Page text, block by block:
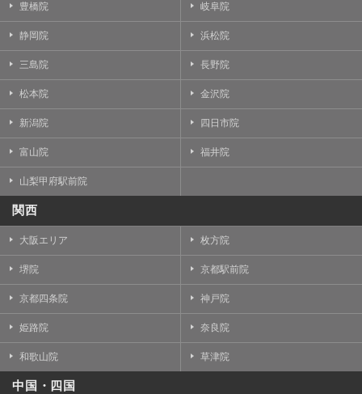
豊橋院 岐阜院
静岡院 浜松院
三島院 長野院
松本院 金沢院
新潟院 四日市院
富山院 福井院
山梨甲府駅前院
関西
大阪エリア 枚方院
堺院 京都駅前院
京都四条院 神戸院
姫路院 奈良院
和歌山院 草津院
中国・四国